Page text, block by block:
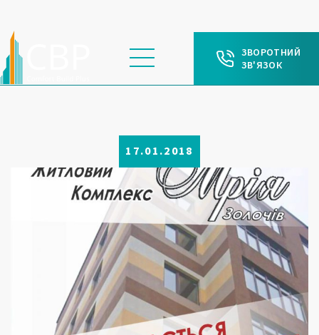
ЗВОРОТНИЙ
ЗВ'ЯЗОК
17.01.2018